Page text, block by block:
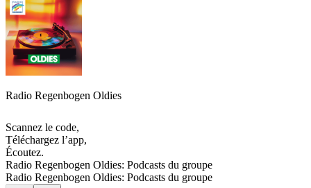
Radio Regenbogen Oldies
Scannez le code,
Téléchargez l’app,
Écoutez.
Radio Regenbogen Oldies: Podcasts du groupe
Radio Regenbogen Oldies: Podcasts du groupe